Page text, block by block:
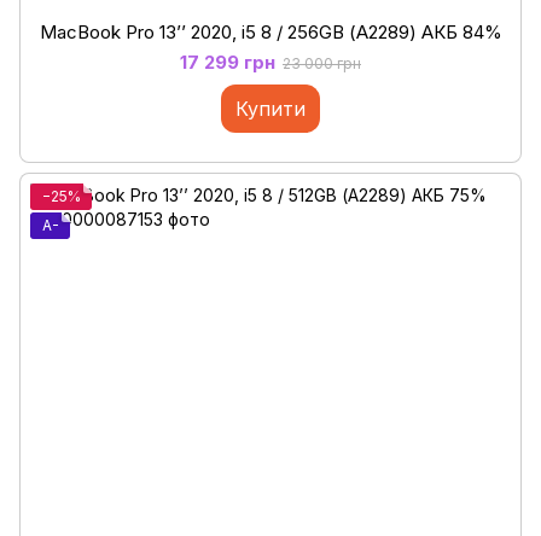
MacBook Pro 13’’ 2020, i5 8 / 256GB (А2289) АКБ 84%
17 299 грн 23 000 грн
Купити
−25%
A-